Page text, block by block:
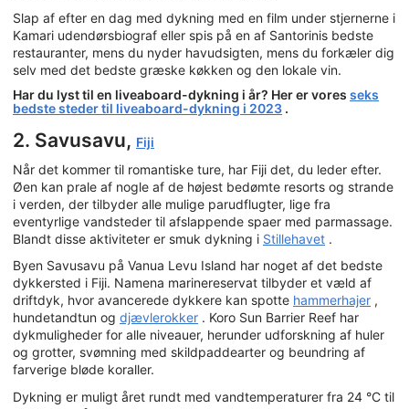
Slap af efter en dag med dykning med en film under stjernerne i
Kamari udendørsbiograf eller spis på en af Santorinis bedste
restauranter, mens du nyder havudsigten, mens du forkæler dig
selv med det bedste græske køkken og den lokale vin.
Har du lyst til en liveaboard-dykning i år? Her er vores seks
bedste steder til liveaboard-dykning i 2023 .
2. Savusavu, Fiji
Når det kommer til romantiske ture, har Fiji det, du leder efter.
Øen kan prale af nogle af de højest bedømte resorts og strande
i verden, der tilbyder alle mulige parudflugter, lige fra
eventyrlige vandsteder til afslappende spaer med parmassage.
Blandt disse aktiviteter er smuk dykning i Stillehavet .
Byen Savusavu på Vanua Levu Island har noget af det bedste
dykkersted i Fiji. Namena marinereservat tilbyder et væld af
driftdyk, hvor avancerede dykkere kan spotte hammerhajer ,
hundetandtun og djævlerokker . Koro Sun Barrier Reef har
dykmuligheder for alle niveauer, herunder udforskning af huler
og grotter, svømning med skildpaddearter og beundring af
farverige bløde koraller.
Dykning er muligt året rundt med vandtemperaturer fra 24 °C til